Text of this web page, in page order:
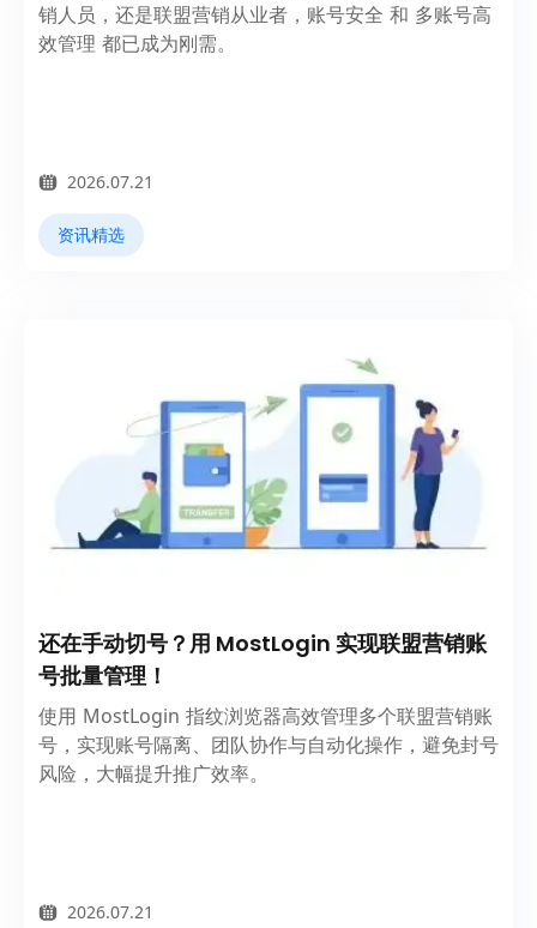
销人员，还是联盟营销从业者，账号安全 和 多账号高
效管理 都已成为刚需。
2026.07.21
资讯精选
还在手动切号？用 MostLogin 实现联盟营销账
号批量管理！
使用 MostLogin 指纹浏览器高效管理多个联盟营销账
号，实现账号隔离、团队协作与自动化操作，避免封号
风险，大幅提升推广效率。
2026.07.21